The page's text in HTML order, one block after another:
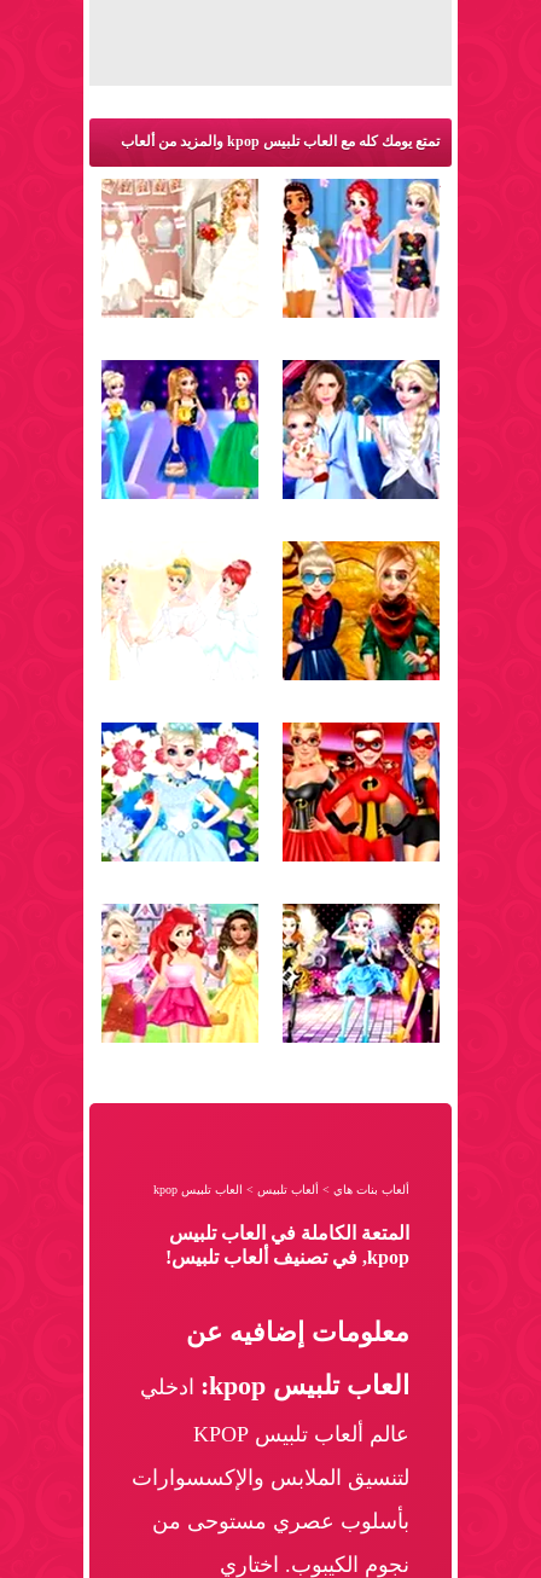
تمتع يومك كله مع العاب تلبيس kpop والمزيد من ألعاب
تلبيس:
ألعاب بنات هاي > ألعاب تلبيس > العاب تلبيس kpop
المتعة الكاملة في العاب تلبيس
kpop, في تصنيف ألعاب تلبيس!
معلومات إضافيه عن
العاب تلبيس kpop:
ادخلي
عالم ألعاب تلبيس KPOP
لتنسيق الملابس والإكسسوارات
بأسلوب عصري مستوحى من
نجوم الكيبوب. اختاري